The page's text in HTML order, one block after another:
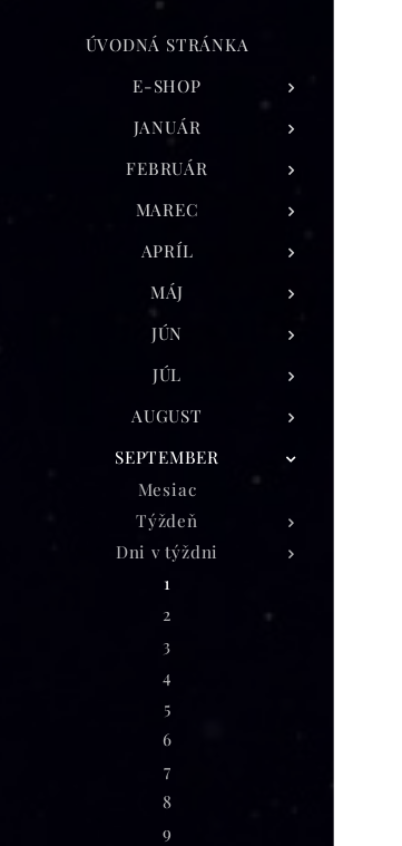
ÚVODNÁ STRÁNKA
E-SHOP
JANUÁR
FEBRUÁR
MAREC
APRÍL
MÁJ
JÚN
JÚL
AUGUST
SEPTEMBER
Mesiac
Týždeň
Dni v týždni
1
2
3
4
5
6
7
8
9